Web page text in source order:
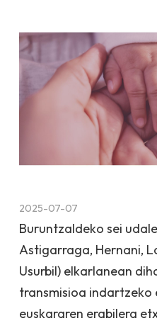
2025-07-07
Buruntzaldeko sei
Astigarraga, Hernani,
Usurbil) elkarlanean
transmisioa indartzeko
euskararen erabilera